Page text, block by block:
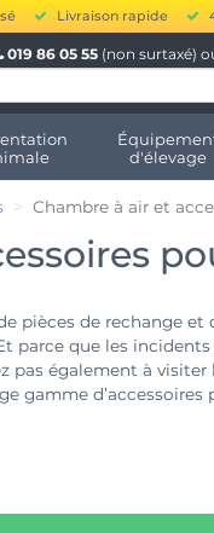
Livraison rapide
019 86 05 55 (non surtaxé)
d'élevage
Chambre à air et
pièces de rechange et
parce que les
pas également à
gamme